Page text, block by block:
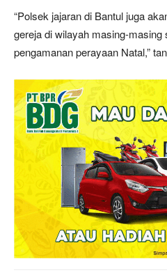
“Polsek jajaran di Bantul juga
gereja di wilayah masing-masing
pengamanan perayaan Natal,”